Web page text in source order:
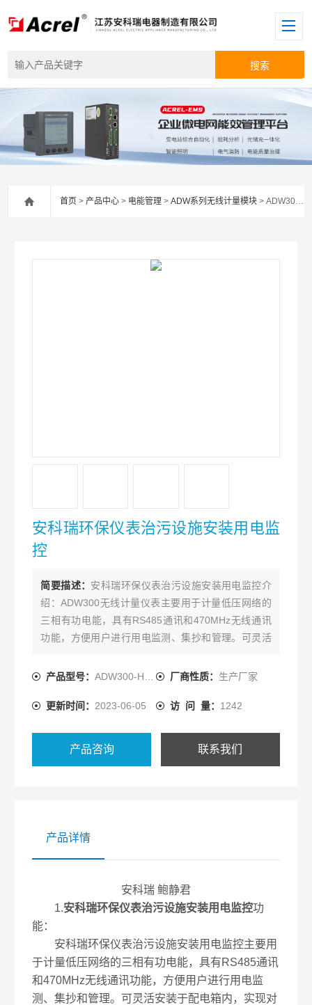
首页 >产品中心 > 电能管理 >ADW系列无线计量模块 > ADW300-HJ-D36-4GU安科瑞环保仪表治污设施安装用电监控
安科瑞环保仪表治污设施安装用电监
控
简要描述： 安科瑞环保仪表治污设施安装用电监控介
绍：ADW300无线计量仪表主要用于计量低压网络的
三相有功电能，具有RS485通讯和470MHz无线通讯
功能，方便用户进行用电监测、集抄和管理。可灵活
电能计量，统计和分析。
产品型号：ADW300-HJ-D36-4GU 厂商性质： 生产厂家
更新时间： 2023-06-05 访 问 量： 1242
产品咨询 联系我们
产品详情
安科瑞 鲍静君
1.安科瑞环保仪表治污设施安装用电监控功
能：
安科瑞环保仪表治污设施安装用电监控主要用
于计量低压网络的三相有功电能，具有RS485通讯
和470MHz无线通讯功能，方便用户进行用电监
测、集抄和管理。可灵活安装于配电箱内，实现对